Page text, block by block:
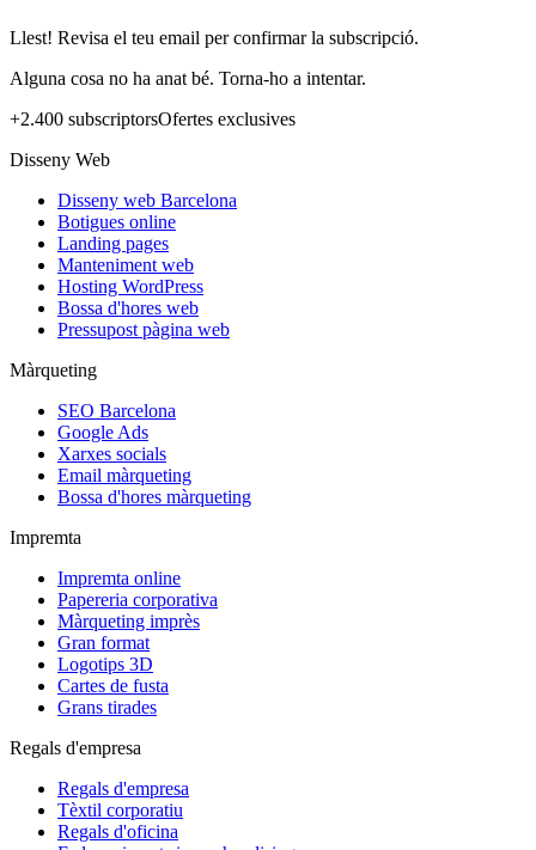
Llest! Revisa el teu email per confirmar la subscripció.
Alguna cosa no ha anat bé. Torna-ho a intentar.
+2.400 subscriptorsOfertes exclusives
Disseny Web
Disseny web Barcelona
Botigues online
Landing pages
Manteniment web
Hosting WordPress
Bossa d'hores web
Pressupost pàgina web
Màrqueting
SEO Barcelona
Google Ads
Xarxes socials
Email màrqueting
Bossa d'hores màrqueting
Impremta
Impremta online
Papereria corporativa
Màrqueting imprès
Gran format
Logotips 3D
Cartes de fusta
Grans tirades
Regals d'empresa
Regals d'empresa
Tèxtil corporatiu
Regals d'oficina